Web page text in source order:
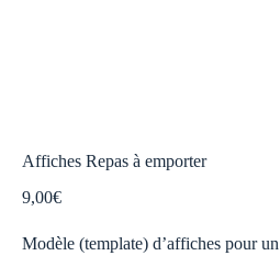
Affiches Repas à emporter
9,00€
Modèle (template) d’affiches pour